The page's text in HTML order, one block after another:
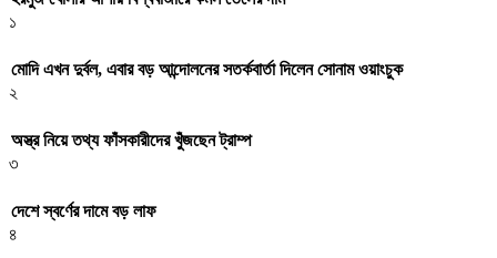
১
মোদি এখন দুর্বল, এবার বড় আন্দোলনের সতর্কবার্তা দিলেন সোনাম ওয়াংচুক
২
অস্ত্র নিয়ে তথ্য ফাঁসকারীদের খুঁজছেন ট্রাম্প
৩
দেশে স্বর্ণের দামে বড় লাফ
৪